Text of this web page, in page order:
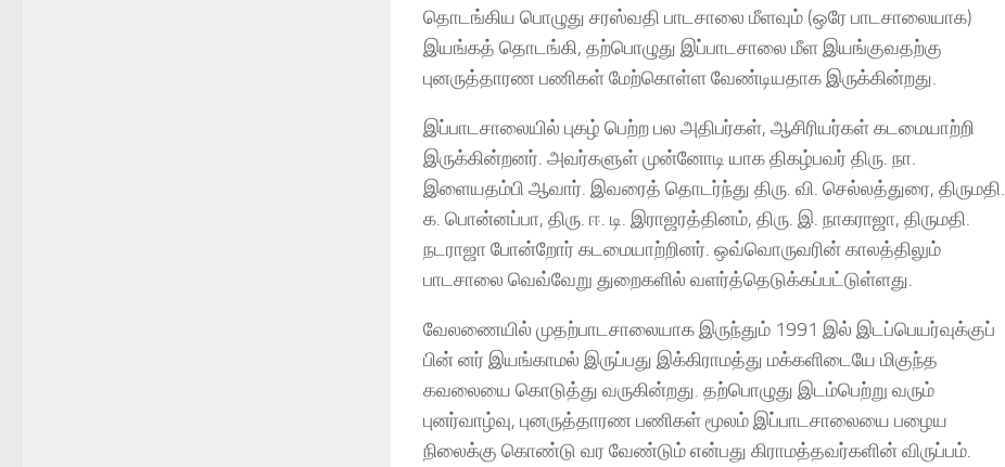
தொடங்கிய பொழுது சரஸ்வதி பாடசாலை மீளவும் (ஒரே பாடசாலையாக)
இயங்கத் தொடங்கி, தற்பொழுது இப்பாடசாலை மீள இயங்குவதற்கு
புனருத்தாரண பணிகள் மேற்கொள்ள வேண்டியதாக இருக்கின்றது.
இப்பாடசாலையில் புகழ் பெற்ற பல அதிபர்கள், ஆசிரியர்கள் கடமையாற்றி
இருக்கின்றனர். அவர்களுள் முன்னோடி யாக திகழ்பவர் திரு. நா.
இளையதம்பி ஆவார். இவரைத் தொடர்ந்து திரு. வி. செல்லத்துரை, திருமதி.
க. பொன்னப்பா, திரு. ஈ. டி. இராஜரத்தினம், திரு. இ. நாகராஜா, திருமதி.
நடராஜா போன்றோர் கடமையாற்றினர். ஒவ்வொருவரின் காலத்திலும்
பாடசாலை வெவ்வேறு துறைகளில் வளர்த்தெடுக்கப்பட்டுள்ளது.
வேலணையில் முதற்பாடசாலையாக இருந்தும் 1991 இல் இடப்பெயர்வுக்குப்
பின் னர் இயங்காமல் இருப்பது இக்கிராமத்து மக்களிடையே மிகுந்த
கவலையை கொடுத்து வருகின்றது. தற்பொழுது இடம்பெற்று வரும்
புனர்வாழ்வு, புனருத்தாரண பணிகள் மூலம் இப்பாடசாலையை பழைய
நிலைக்கு கொண்டு வர வேண்டும் என்பது கிராமத்தவர்களின் விருப்பம்.